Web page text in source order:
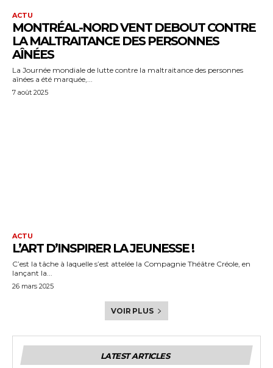
ACTU
MONTRÉAL-NORD VENT DEBOUT CONTRE
LA MALTRAITANCE DES PERSONNES
AÎNÉES
La Journée mondiale de lutte contre la maltraitance des personnes
aînées a été marquée,...
7 août 2025
ACTU
L’ART D’INSPIRER LA JEUNESSE !
C’est la tâche à laquelle s’est attelée la Compagnie Théâtre Créole, en
lançant la...
26 mars 2025
VOIR PLUS
LATEST ARTICLES